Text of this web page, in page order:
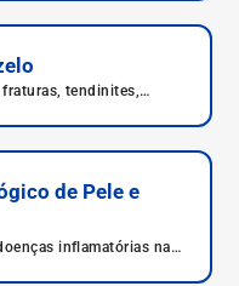
fraturas, tendinites,
de Pele e
inflamatórias na